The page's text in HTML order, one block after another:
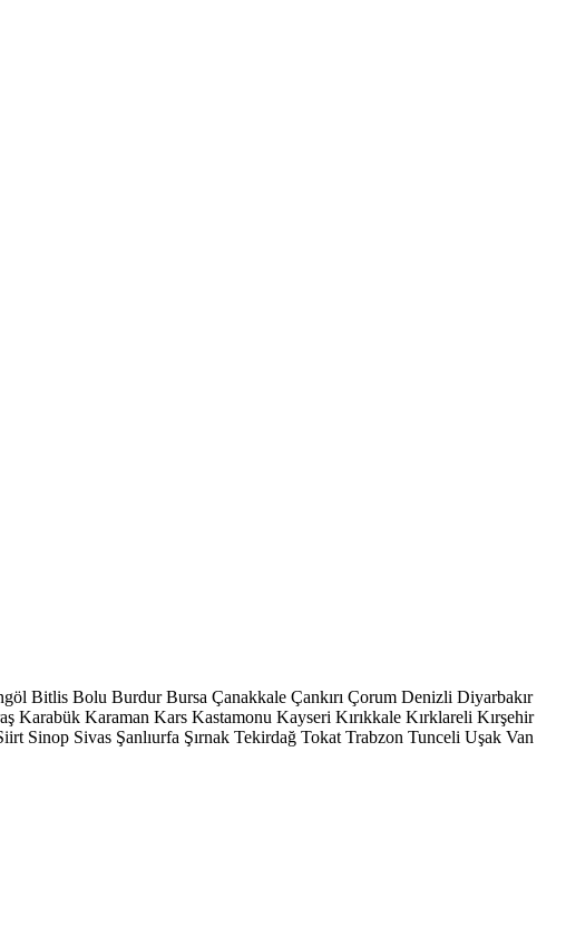
Bitlis Bolu Burdur Bursa Çanakkale Çankırı Çorum Denizli Diyarbakır
Karabük Karaman Kars Kastamonu Kayseri Kırıkkale Kırklareli Kırşehir
Sinop Sivas Şanlıurfa Şırnak Tekirdağ Tokat Trabzon Tunceli Uşak Van